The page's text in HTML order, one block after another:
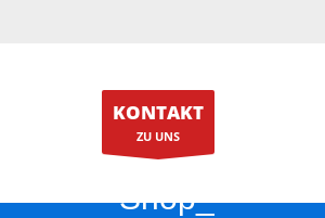
KONTAKT
ZU UNS
Shop_